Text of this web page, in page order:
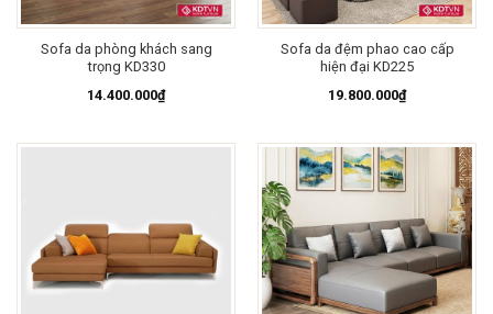
Sofa da phòng khách sang
trọng KD330
14.400.000₫
Sofa da đệm phao cao cấp
hiện đại KD225
19.800.000₫